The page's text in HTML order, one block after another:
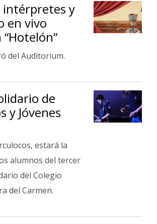
intérpretes y
en vivo
del Auditorium.
de
y Jóvenes
estará la
alumnos del tercer
del Colegio
del Carmen.